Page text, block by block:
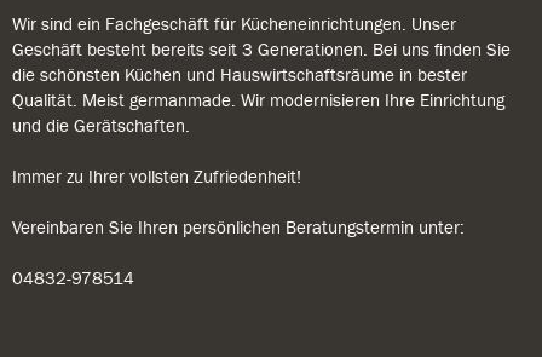
Wir sind ein Fachgeschäft für Kücheneinrichtungen. Unser
Geschäft besteht bereits seit 3 Generationen. Bei uns finden Sie
die schönsten Küchen und Hauswirtschaftsräume in bester
Qualität. Meist germanmade. Wir modernisieren Ihre Einrichtung
und die Gerätschaften.
Immer zu Ihrer vollsten Zufriedenheit!
Vereinbaren Sie Ihren persönlichen Beratungstermin unter:
04832-978514